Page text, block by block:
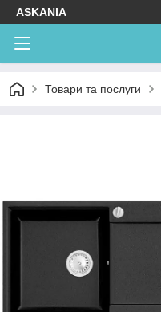
ASKANIA
Товари та послуги